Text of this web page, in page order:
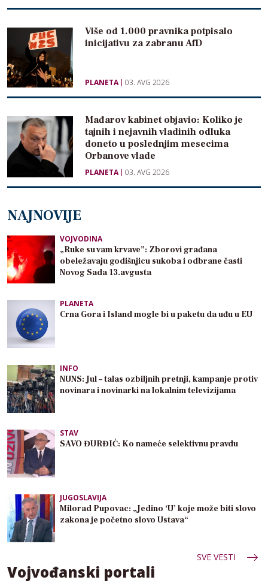
Više od 1.000 pravnika potpisalo
inicijativu za zabranu AfD
PLANETA 03. AVG 2026
Mađarov kabinet objavio: Koliko je
tajnih i nejavnih vladinih odluka
doneto u poslednjim mesecima
Orbanove vlade
PLANETA 03. AVG 2026
NAJNOVIJE
VOJVODINA
„Ruke su vam krvave”: Zborovi građana
obeležavaju godišnjicu sukoba i odbrane časti
Novog Sada 13.avgusta
PLANETA
Crna Gora i Island mogle bi u paketu da uđu u EU
INFO
NUNS: Jul – talas ozbiljnih pretnji, kampanje protiv
novinara i novinarki na lokalnim televizijama
STAV
SAVO ĐURĐIĆ: Ko nameće selektivnu pravdu
JUGOSLAVIJA
Milorad Pupovac: „Jedino ‘U’ koje može biti slovo
zakona je početno slovo Ustava“
SVE VESTI
Vojvođanski portali